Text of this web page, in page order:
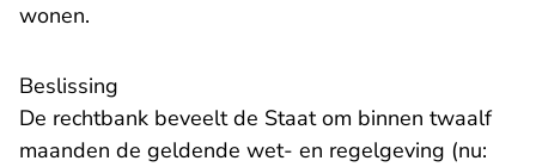
wonen.
Beslissing
De rechtbank beveelt de Staat om binnen twaalf
maanden de geldende wet- en regelgeving (nu: